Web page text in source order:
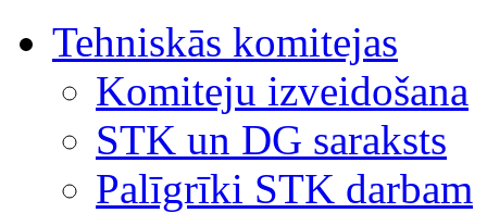
Tehniskās komitejas
Komiteju izveidošana
STK un DG saraksts
Palīgrīki STK darbam